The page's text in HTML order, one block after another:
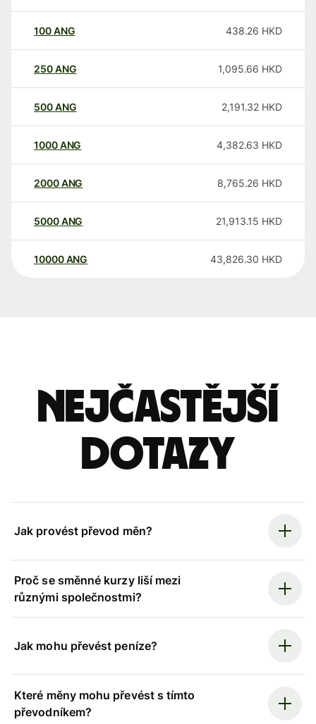
100ANG 438.26 HKD
250ANG 1,095.66 HKD
500ANG 2,191.32 HKD
1000ANG 4,382.63 HKD
2000ANG 8,765.26 HKD
5000ANG 21,913.15 HKD
10000 ANG 43,826.30 HKD
Nejčastější
dotazy
Jak provést převod měn?
Proč se směnné kurzy liší mezi
různými společnostmi?
Jak mohu převést peníze?
Které měny mohu převést s tímto
převodníkem?